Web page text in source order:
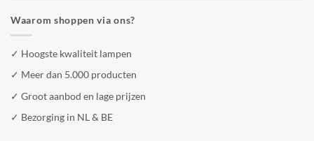
Waarom shoppen via ons?
✓ Hoogste kwaliteit lampen
✓ Meer dan 5.000 producten
✓ Groot aanbod en lage prijzen
✓ Bezorging in NL & BE